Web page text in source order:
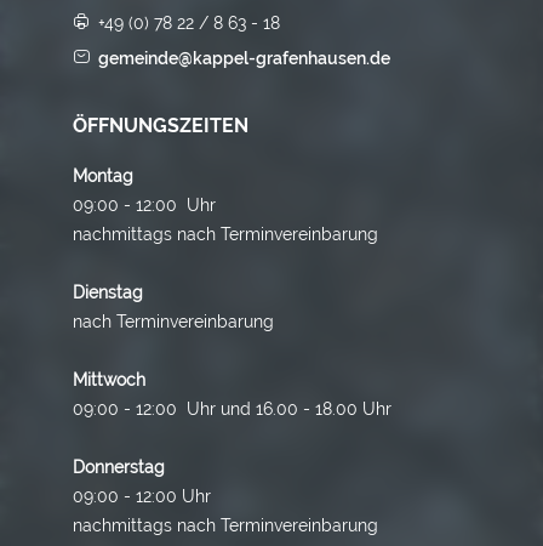
+49 (0) 78 22 / 8 63 - 18
gemeinde@kappel-grafenhausen.de
ÖFFNUNGSZEITEN
Montag
09:00 - 12:00 Uhr
nachmittags nach Terminvereinbarung
Dienstag
nach Terminvereinbarung
Mittwoch
09:00 - 12:00 Uhr und 16.00 - 18.00 Uhr
Donnerstag
09:00 - 12:00 Uhr
nachmittags nach Terminvereinbarung